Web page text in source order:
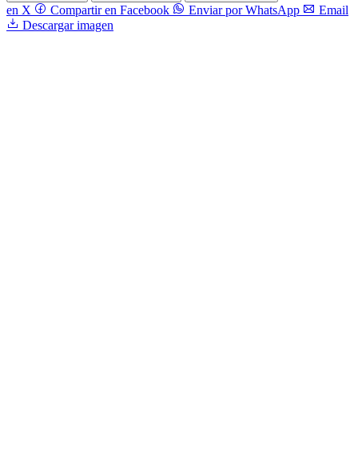
en X Compartir en Facebook Enviar por WhatsApp
Email
Descargar imagen